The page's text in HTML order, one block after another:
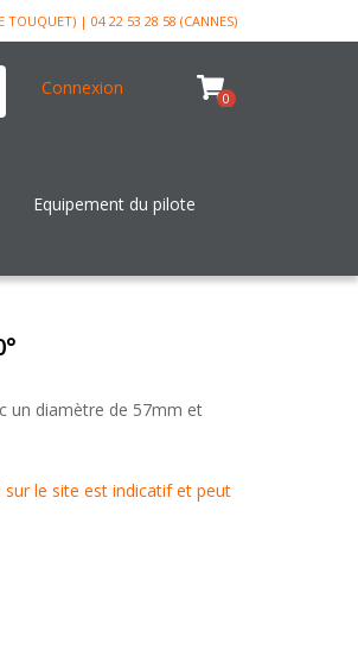
TOUQUET) | 04 22 53 28 58 (CANNES)
Connexion 0
Equipement du pilote
un diamètre de 57mm et
le site est indicatif et peut